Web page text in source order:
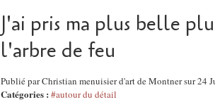
J'ai pris ma plus belle
l'arbre de feu
Publié par Christian menuisier d'art de Montner sur 24
Catégories : #autour du détail